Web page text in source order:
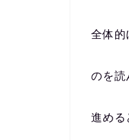
全体的
のを読
進める